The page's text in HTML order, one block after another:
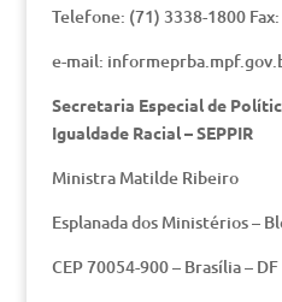
Telefone: (71) 3338-1800
e-mail:
Secretaria Especial de
Igualdade Racial – SEPPIR
Ministra Matilde Ribeiro
Esplanada dos Ministérios –
CEP 70054-900 – Brasília – DF